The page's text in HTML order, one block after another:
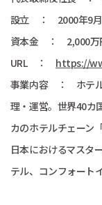
設立 ： 2000年9月
資本金 ： 2,000万
URL ： https://
事業内容 ： ホテル
理・運営。世界40カ
カのホテルチェーン
日本におけるマスタ
テル、コンフォート